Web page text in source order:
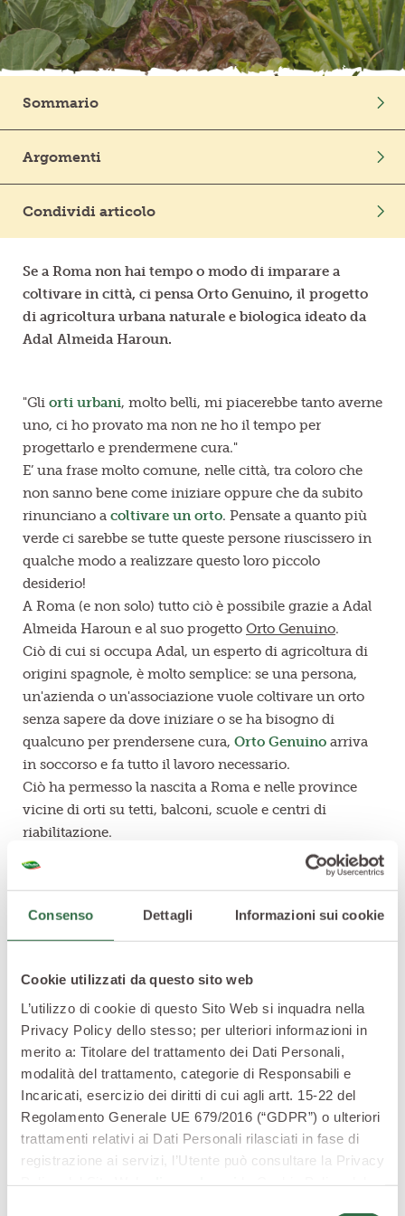
Consenso Dettagli Informazioni sui cookie
Cookie utilizzati da questo sito web
L’utilizzo di cookie di questo Sito Web si inquadra nella
Privacy Policy dello stesso; per ulteriori informazioni in
merito a: Titolare del trattamento dei Dati Personali,
modalità del trattamento, categorie di Responsabili e
Incaricati, esercizio dei diritti di cui agli artt. 15-22 del
Regolamento Generale UE 679/2016 (“GDPR”) o ulteriori
trattamenti relativi ai Dati Personali rilasciati in fase di
registrazione ai servizi, l’Utente può consultare la Privacy
Frutta in pezzi
Polpe di frutta
Prodotti freschi
Sommario
Argomenti
Condividi articolo
Se a Roma non hai tempo o modo di imparare a
coltivare in città, ci pensa Orto Genuino, il progetto
di agricoltura urbana naturale e biologica ideato da
Adal Almeida Haroun.
"Gli orti urbani, molto belli, mi piacerebbe tanto averne
uno, ci ho provato ma non ne ho il tempo per
progettarlo e prendermene cura."
E’ una frase molto comune, nelle città, tra coloro che
non sanno bene come iniziare oppure che da subito
rinunciano a coltivare un orto. Pensate a quanto più
verde ci sarebbe se tutte queste persone riuscissero in
qualche modo a realizzare questo loro piccolo
desiderio!
A Roma (e non solo) tutto ciò è possibile grazie a Adal
Almeida Haroun e al suo progetto Orto Genuino.
Ciò di cui si occupa Adal, un esperto di agricoltura di
origini spagnole, è molto semplice: se una persona,
un'azienda o un'associazione vuole coltivare un orto
senza sapere da dove iniziare o se ha bisogno di
qualcuno per prendersene cura, Orto Genuino arriva
in soccorso e fa tutto il lavoro necessario.
Ciò ha permesso la nascita a Roma e nelle province
vicine di orti su tetti, balconi, scuole e centri di
riabilitazione.
Adal spiega così il suo lavoro: “in pratica noi andiamo
a casa delle persone, facciamo tutto il "lavoro sporco" e
principi dell’
agricoltura biologicaebiodinamica,
come la rotazione, l’associazione delle coltivazioni e